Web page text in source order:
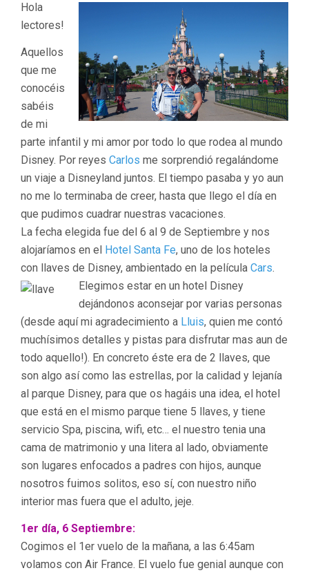
Hola
lectores!
Aquellos
que me
conocéis
sabéis
de mi
parte infantil y mi amor por todo lo que rodea al mundo
Disney. Por reyes Carlos me sorprendió regalándome
un viaje a Disneyland juntos. El tiempo pasaba y yo aun
no me lo terminaba de creer, hasta que llego el día en
que pudimos cuadrar nuestras vacaciones.
La fecha elegida fue del 6 al 9 de Septiembre y nos
alojaríamos en el
Hotel Santa Fe, uno de los hoteles
con llaves de Disney, ambientado en la película Cars.
Elegimos estar en un hotel Disney
dejándonos aconsejar por varias personas
(desde aquí mi agradecimiento a Lluis, quien me contó
muchísimos detalles y pistas para disfrutar mas aun de
todo aquello!). En concreto éste era de 2 llaves, que
son algo así como las estrellas, por la calidad y lejanía
al parque Disney, para que os hagáis una idea, el hotel
que está en el mismo parque tiene 5 llaves, y tiene
servicio Spa, piscina, wifi, etc… el nuestro tenia una
cama de matrimonio y una litera al lado, obviamente
son lugares enfocados a padres con hijos, aunque
nosotros fuimos solitos, eso sí, con nuestro niño
interior mas fuera que el adulto, jeje.
1er día, 6 Septiembre:
Cogimos el 1er vuelo de la mañana, a las 6:45am
volamos con Air France. El vuelo fue genial aunque con